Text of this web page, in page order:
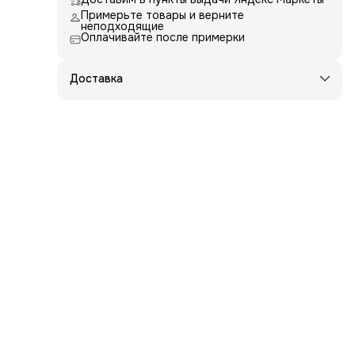
Примерьте товары и верните
неподходящие
Оплачивайте после примерки
Доставка